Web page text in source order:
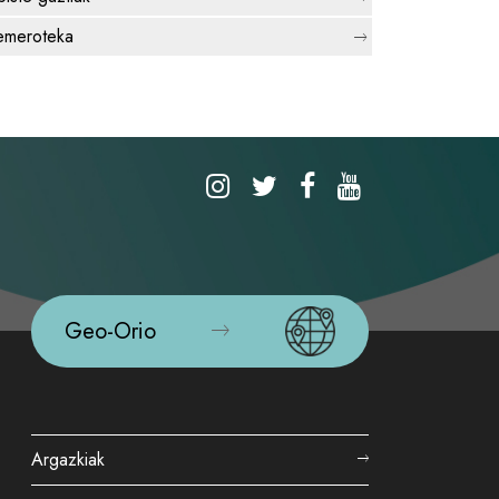
Geo-Orio
Argazkiak